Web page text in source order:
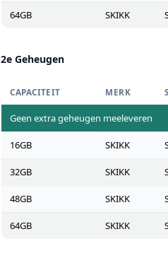
64GB SKIKK
2e Geheugen
CAPACITEIT MERK
Geen extra geheugen meeleveren
16GB SKIKK
32GB SKIKK
48GB SKIKK
64GB SKIKK